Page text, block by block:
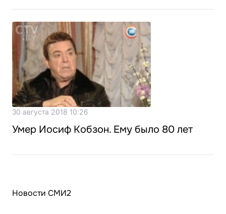
30 августа 2018 10:26
Умер Иосиф Кобзон. Ему было 80 лет
Новости СМИ2